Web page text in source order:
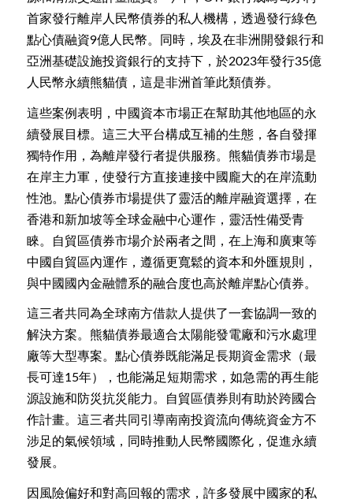
首家發行離岸人民幣債券的私人機構，透過發行綠色
點心債融資9億人民幣。同時，埃及在非洲開發銀行和
亞洲基礎設施投資銀行的支持下，於2023年發行35億
人民幣永續熊貓債，這是非洲首筆此類債券。
這些案例表明，中國資本市場正在幫助其他地區的永
續發展目標。這三大平台構成互補的生態，各自發揮
獨特作用，為離岸發行者提供服務。熊貓債券市場是
在岸主力軍，使發行方直接連接中國龐大的在岸流動
性池。點心債券市場提供了靈活的離岸融資選擇，在
香港和新加坡等全球金融中心運作，靈活性備受青
睞。自貿區債券市場介於兩者之間，在上海和廣東等
中國自貿區內運作，遵循更寬鬆的資本和外匯規則，
與中國國內金融體系的融合度也高於離岸點心債券。
這三者共同為全球南方借款人提供了一套協調一致的
解決方案。熊貓債券最適合太陽能發電廠和污水處理
廠等大型專案。點心債券既能滿足長期資金需求（最
長可達15年），也能滿足短期需求，如急需的再生能
源設施和防災抗災能力。自貿區債券則有助於跨國合
作計畫。這三者共同引導南南投資流向傳統資金方不
涉足的氣候領域，同時推動人民幣國際化，促進永續
發展。
因風險偏好和對高回報的需求，許多發展中國家的私